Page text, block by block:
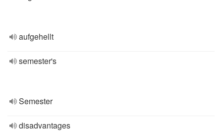
aufgehellt
semester's
Semester
disadvantages